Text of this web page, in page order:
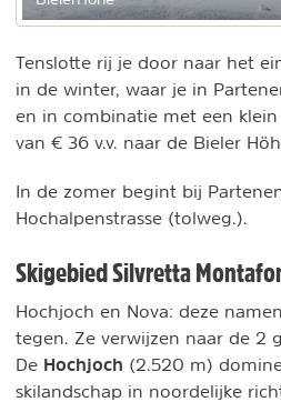
Tenslotte rij je door naar het
in de winter, waar je in
en in combinatie met een
van € 36 v.v. naar de Bieler
In de zomer begint bij
Hochalpenstrasse (tolweg.).
Skigebied Silvretta
Hochjoch en Nova: deze
tegen. Ze verwijzen naar de 2
De Hochjoch (2.520 m)
skilandschap in noordelijke